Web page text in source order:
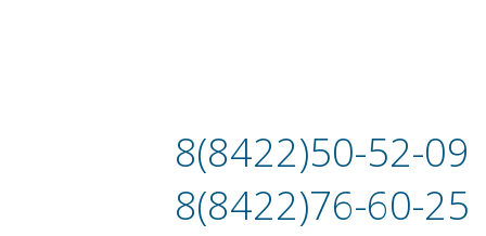
8(8422)50-52-09
8(8422)76-60-25